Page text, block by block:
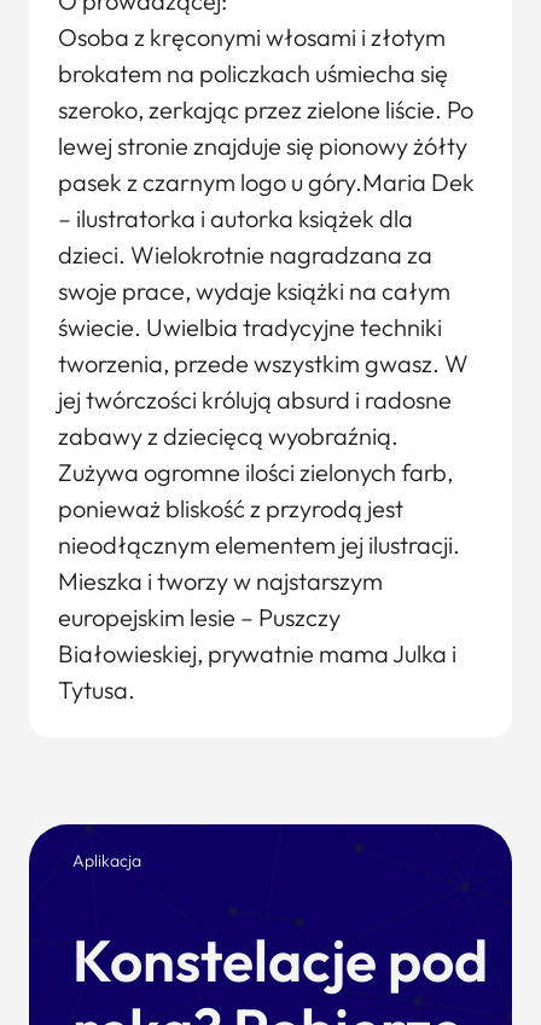
Osoba z kręconymi włosami i złotym
brokatem na policzkach uśmiecha się
szeroko, zerkając przez zielone liście. Po
lewej stronie znajduje się pionowy żółty
pasek z czarnym logo u góry.Maria Dek
– ilustratorka i autorka książek dla
dzieci. Wielokrotnie nagradzana za
swoje prace, wydaje książki na całym
świecie. Uwielbia tradycyjne techniki
tworzenia, przede wszystkim gwasz. W
jej twórczości królują absurd i radosne
zabawy z dziecięcą wyobraźnią.
Zużywa ogromne ilości zielonych farb,
ponieważ bliskość z przyrodą jest
nieodłącznym elementem jej ilustracji.
Mieszka i tworzy w najstarszym
europejskim lesie – Puszczy
Białowieskiej, prywatnie mama Julka i
Tytusa.
Aplikacja
Konstelacje pod